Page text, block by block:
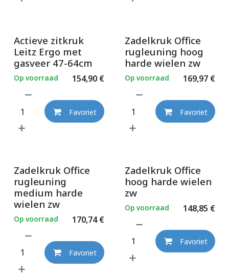
Actieve zitkruk
Leitz Ergo met
gasveer 47-64cm
154,90€
Op voorraad
Favoriet
Zadelkruk Office
rugleuning hoog
harde wielen zw
169,97€
Op voorraad
Favoriet
Zadelkruk Office
rugleuning
medium harde
wielen zw
170,74€
Op voorraad
Favoriet
Zadelkruk Office
hoog harde wielen
zw
148,85 €
Op voorraad
Favoriet